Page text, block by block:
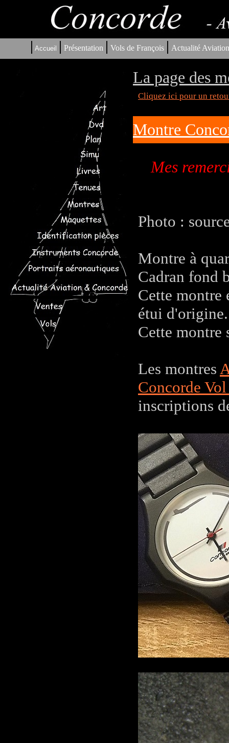
| Accueil | Présentation | Vols de François | Actualité
La page des
Cliquez ici pour un
Montre
Mes
Photo :
Montre à
Cadran fond
Cette montre
étui d'origine.
Cette montre
Les montres
Concorde
inscriptions